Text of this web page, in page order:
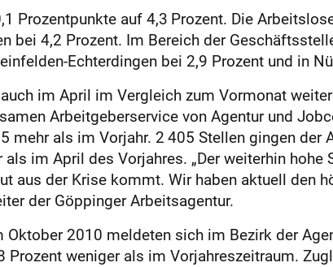
Prozentpunkte auf 4,3 Prozent. Die
bei 4,2 Prozent. Im Bereich der
Echterdingen bei 2,9 Prozent und in
im April im Vergleich zum Vormonat
Arbeitgeberservice von Agentur und
mehr als im Vorjahr. 2 405 Stellen gingen der
im April des Vorjahres. „Der weiterhin hohe
aus der Krise kommt. Wir haben aktuell den
der Göppinger Arbeitsagentur.
2010 meldeten sich im Bezirk der
Prozent weniger als im Vorjahreszeitraum.